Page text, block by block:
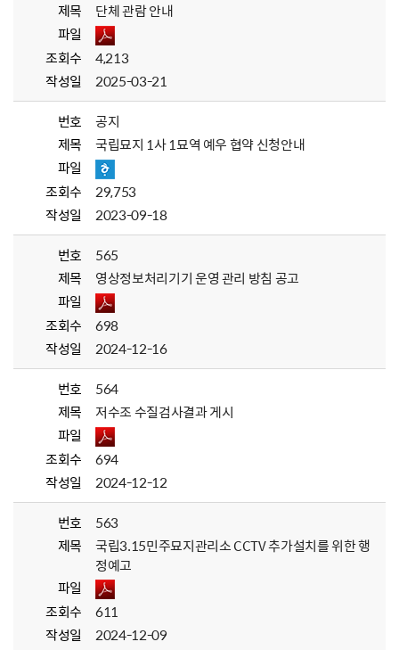
제목
단체 관람 안내
파일
조회수
4,213
작성일
2025-03-21
번호
공지
제목
국립묘지 1사 1묘역 예우 협약 신청안내
파일
조회수
29,753
작성일
2023-09-18
번호
565
제목
영상정보처리기기 운영 관리 방침 공고
파일
조회수
698
작성일
2024-12-16
번호
564
제목
저수조 수질검사결과 게시
파일
조회수
694
작성일
2024-12-12
번호
563
제목
국립3.15민주묘지관리소 CCTV 추가설치를 위한 행
정예고
파일
조회수
611
작성일
2024-12-09